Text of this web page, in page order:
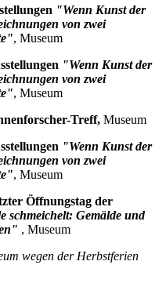
"Wenn Kunst der
von zwei
, Museum
"Wenn Kunst der
von zwei
, Museum
Treff, Museum
"Wenn Kunst der
von zwei
, Museum
Öffnungstag der
schmeichelt: Gemälde und
, Museum
wegen der Herbstferien